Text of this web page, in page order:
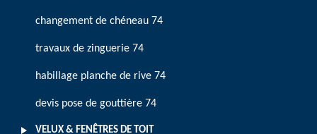
changement de chéneau 74
travaux de zinguerie 74
habillage planche de rive 74
devis pose de gouttière 74
VELUX & FENÊTRES DE TOIT